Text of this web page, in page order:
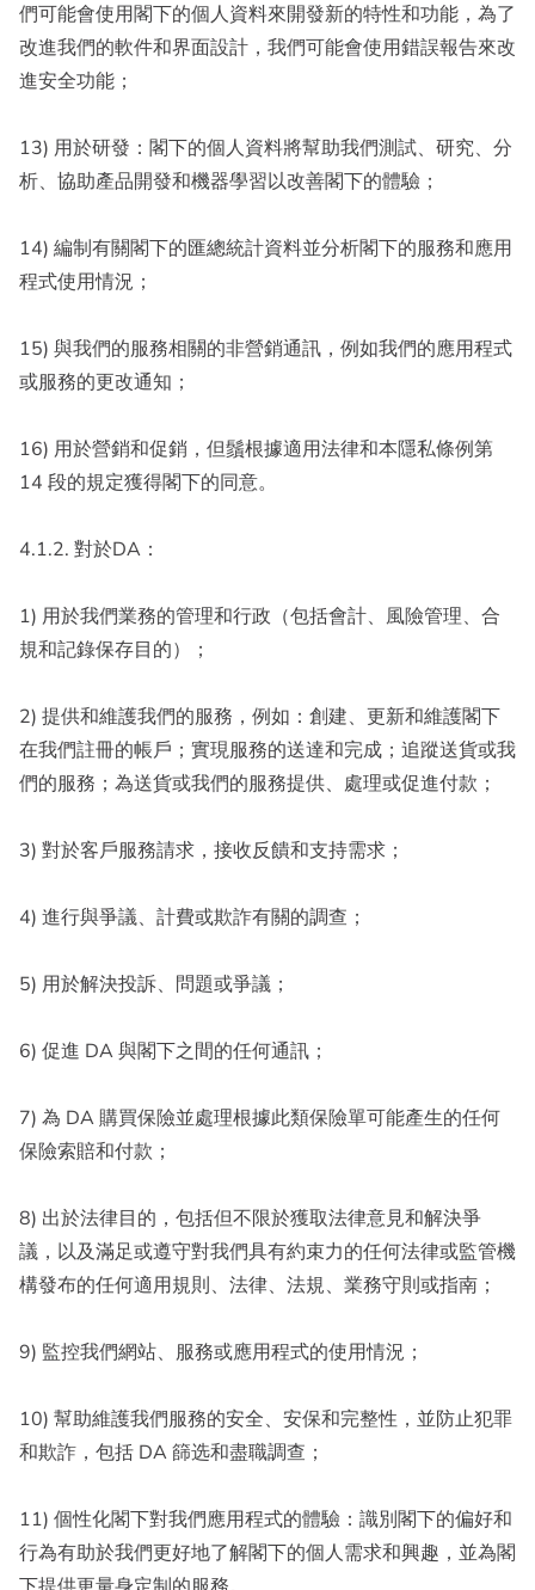
們可能會使用閣下的個人資料來開發新的特性和功能，為了
改進我們的軟件和界面設計，我們可能會使用錯誤報告來改
進安全功能；
13) 用於研發：閣下的個人資料將幫助我們測試、研究、分
析、協助產品開發和機器學習以改善閣下的體驗；
14) 編制有關閣下的匯總統計資料並分析閣下的服務和應用
程式使用情況；
15) 與我們的服務相關的非營銷通訊，例如我們的應用程式
或服務的更改通知；
16) 用於營銷和促銷，但鬚根據適用法律和本隱私條例第
14 段的規定獲得閣下的同意。
4.1.2. 對於DA：
1) 用於我們業務的管理和行政（包括會計、風險管理、合
規和記錄保存目的）；
2) 提供和維護我們的服務，例如：創建、更新和維護閣下
在我們註冊的帳戶；實現服務的送達和完成；追蹤送貨或我
們的服務；為送貨或我們的服務提供、處理或促進付款；
3) 對於客戶服務請求，接收反饋和支持需求；
4) 進行與爭議、計費或欺詐有關的調查；
5) 用於解決投訴、問題或爭議；
6) 促進 DA 與閣下之間的任何通訊；
7) 為 DA 購買保險並處理根據此類保險單可能產生的任何
保險索賠和付款；
8) 出於法律目的，包括但不限於獲取法律意見和解決爭
議，以及滿足或遵守對我們具有約束力的任何法律或監管機
構發布的任何適用規則、法律、法規、業務守則或指南；
9) 監控我們網站、服務或應用程式的使用情況；
10) 幫助維護我們服務的安全、安保和完整性，並防止犯罪
和欺詐，包括 DA 篩选和盡職調查；
11) 個性化閣下對我們應用程式的體驗：識別閣下的偏好和
行為有助於我們更好地了解閣下的個人需求和興趣，並為閣